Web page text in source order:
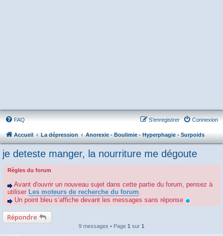
FAQ Connexion
S’enregistrer
Accueil La dépression Anorexie - Boulimie - Hyperphagie - Surpoids
je deteste manger, la nourriture me dégoute
Règles du forum
Avant d'ouvrir un nouveau sujet dans cette partie du forum, pensez à
utiliser Les moteurs de recherche du forum.
Un point bleu s’affiche devant les messages sans réponse
Répondre
9 messages • Page 1 sur 1